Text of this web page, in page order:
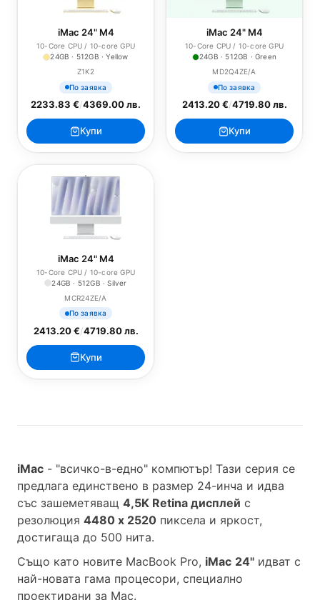
iMac 24" M4
10-Core CPU / 10-core GPU
24GB · 512GB · Yellow
Z1K2
По заявка
2233.83 €/4369.00 лв.
Купи
iMac 24" M4
10-Core CPU / 10-core GPU
24GB · 512GB · Green
MD2Q4ZE/A
По заявка
2413.20 €/4719.80 лв.
Купи
iMac 24" M4
10-Core CPU / 10-core GPU
24GB · 512GB · Silver
MCR24ZE/A
По заявка
2413.20 €/4719.80 лв.
Купи
iMac - "всичко-в-едно" компютър! Тази серия се
предлага единствено в размер 24-инча и идва
със зашеметяващ 4,5K Retina дисплей с
резолюция 4480 x 2520 пиксела и яркост,
достигаща до 500 нита.
Също като новите MacBook Pro, iMac 24" идват с
най-новата гама процесори, специално
проектирани за Mac.